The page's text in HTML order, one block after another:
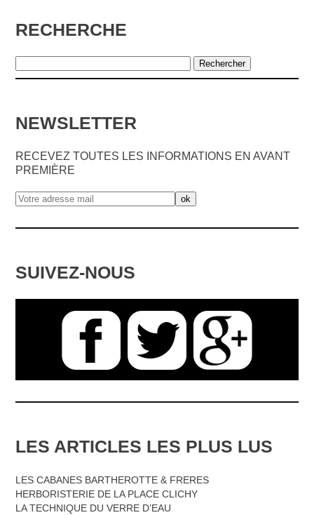
RECHERCHE
NEWSLETTER
RECEVEZ TOUTES LES INFORMATIONS EN AVANT
PREMIÈRE
SUIVEZ-NOUS
LES ARTICLES LES PLUS LUS
LES CABANES BARTHEROTTE & FRERES
HERBORISTERIE DE LA PLACE CLICHY
LA TECHNIQUE DU VERRE D’EAU